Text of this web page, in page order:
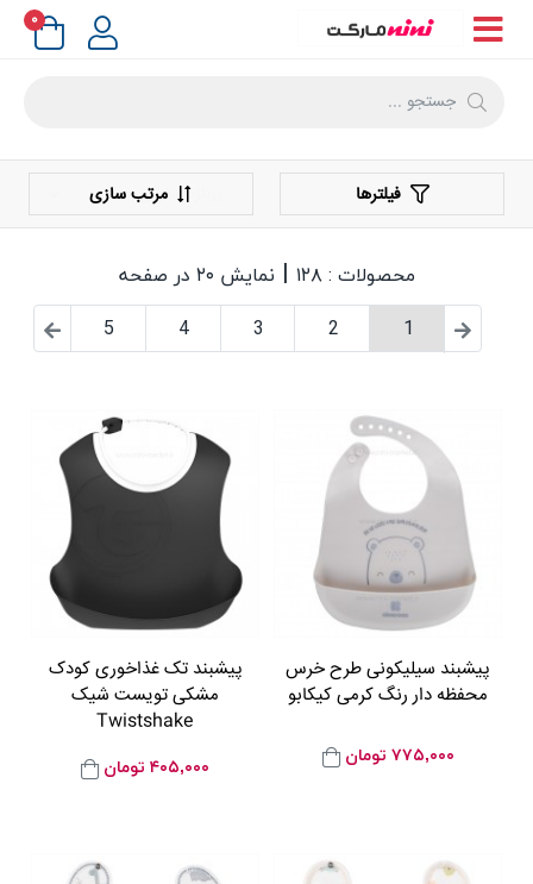
۰
فیلترها مرتب سازی
محصولات : ۱۲۸ | نمایش ۲۰ در صفحه
1
2
3
4
5
پیشبند سیلیکونی طرح خرس
محفظه دار رنگ کرمی کیکابو
۷۷۵,۰۰۰ تومان
پیشبند تک غذاخوری کودک
مشکی تویست شیک
Twistshake
۴۰۵,۰۰۰ تومان